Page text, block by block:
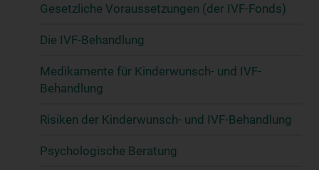
Gesetzliche Voraussetzungen (der IVF-Fonds)
Die IVF-Behandlung
Medikamente für Kinderwunsch- und IVF-
Behandlung
Risiken der Kinderwunsch- und IVF-Behandlung
Psychologische Beratung